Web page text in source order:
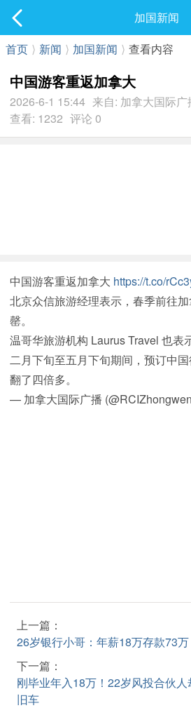
最
加国新闻
首页 ⟩ 新闻 ⟩ 加国新闻 ⟩ 查看内容
中国游客重返加拿大
2026-6-1 15:44 来自: 加拿大国际广
查看: 1232 评论 0
中国游客重返加拿大 https://t.co/
北京众信旅游经理表示，春季前往
罄。
温哥华旅游机构 Laurus Travel 也表
二月下旬至五月下旬期间，预订中
翻了四倍多。
— 加拿大国际广播
上一篇：
26岁银行小哥：年薪18万存款73
下一篇：
刚毕业年入18万！22岁风投合伙
旧车